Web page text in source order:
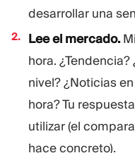
desarrollar una
Lee el mercado.
hora.
nivel? ¿Noticias
hora? Tu
utilizar (el
hace concreto).